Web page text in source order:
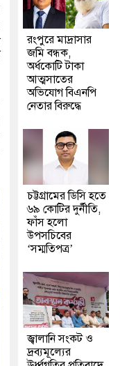
রংপুরে মাদ্রাসার
জমি বন্ধক,
অর্ধকোটি টাকা
আত্মসাতের
অভিযোগ বিএনপি
নেতার বিরুদ্ধে
চট্টগ্রামের ডিসি হতে
৬৯ কোটির দুর্নীতি,
ফাঁস হলো
উপসচিবের
‘সম্মতিপত্র’
জ্বালানি সংকট ও
দ্রব্যমূল্যের